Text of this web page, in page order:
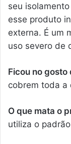
seu
esse produto
externa. É um
uso severo de
Ficou no gosto
cobrem toda a
O que mata o
utiliza o